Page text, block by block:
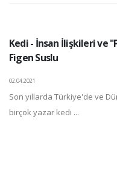
Kedi - İnsan İlişkileri ve
Figen Suslu
02.04.2021
Son yıllarda Türkiye'de ve
birçok yazar kedi ...